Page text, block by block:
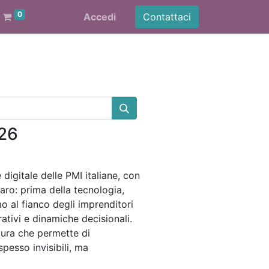
0 Accedi Contattaci
delle PMI italiane, con
prima della tecnologia,
al fianco degli imprenditori
e dinamiche decisionali.
che permette di
invisibili, ma